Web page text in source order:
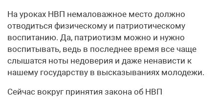
На уроках НВП немаловажное место должно
отводиться физическому и патриотическому
воспитанию. Да, патриотизм можно и нужно
воспитывать, ведь в последнее время все чаще
слышатся ноты недоверия и даже ненависти к
нашему государству в высказываниях молодежи.
Сейчас вокруг принятия закона об НВП